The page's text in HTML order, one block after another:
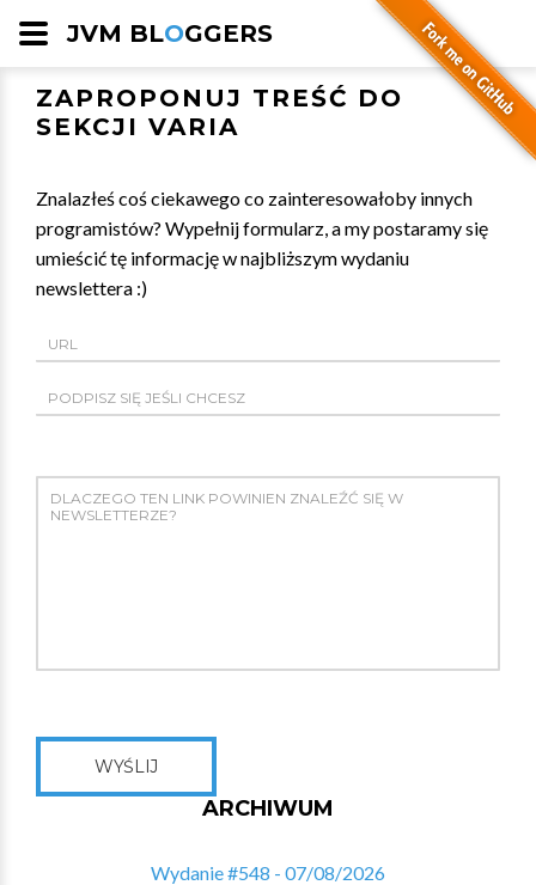
JVM BLOGGERS
ZAPROPONUJ TREŚĆ DO
SEKCJI VARIA
Znalazłeś coś ciekawego co zainteresowałoby innych
programistów? Wypełnij formularz, a my postaramy się
umieścić tę informację w najbliższym wydaniu
newslettera :)
WYŚLIJ
ARCHIWUM
Wydanie #548 - 07/08/2026